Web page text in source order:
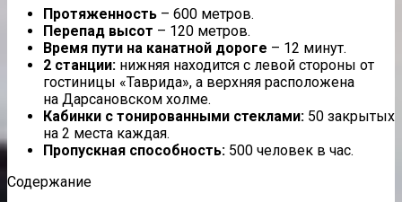
Протяженность – 600 метров.
Перепад высот – 120 метров.
Время пути на канатной дороге – 12 минут.
2 станции: нижняя находится с левой стороны от
гостиницы «Таврида», а верхняя расположена
на Дарсановском холме.
Кабинки с тонированными стеклами: 50 закрытых
на 2 места каждая.
Пропускная способность: 500 человек в час.
Содержание